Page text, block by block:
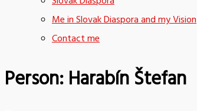
Me in Slovak Diaspora and my Vision
Contact me
Person:Harabín Štefan